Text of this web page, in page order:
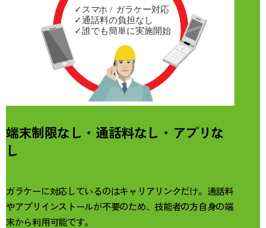
端末制限なし・通話料なし・アプリな
し
ガラケーに対応しているのはキャリアリンクだけ。通話料
やアプリインストールが不要のため、技能者の方自身の端
末から利用可能です。